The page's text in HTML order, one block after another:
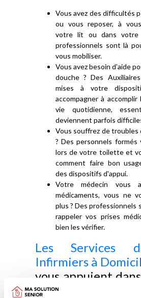
Vous avez des difficultés
ou vous reposer, à
votre lit ou dans votre
professionnels sont là
vous mobiliser.
Vous avez besoin d'aide
douche ? Des
mises à votre
accompagner à
vie quotidienne,
deviennent parfois
Vous souffrez de troubles
? Des personnels formés
lors de votre toilette et
comment faire bon
des dispositifs d'appui.
Votre médecin vous
médicaments, vous ne
plus ? Des professionnels
rappeler vos prises
bien les vérifier.
Les Services
Infirmiers à
vous appuient
médicaux